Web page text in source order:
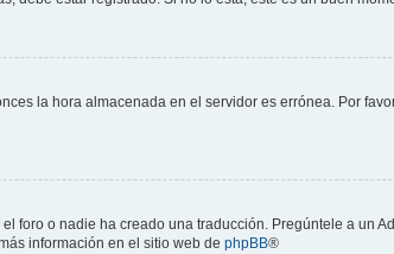
la hora almacenada en el servidor es errónea. Por
foro o nadie ha creado una traducción. Pregúntele a un
información en el sitio web de phpBB®